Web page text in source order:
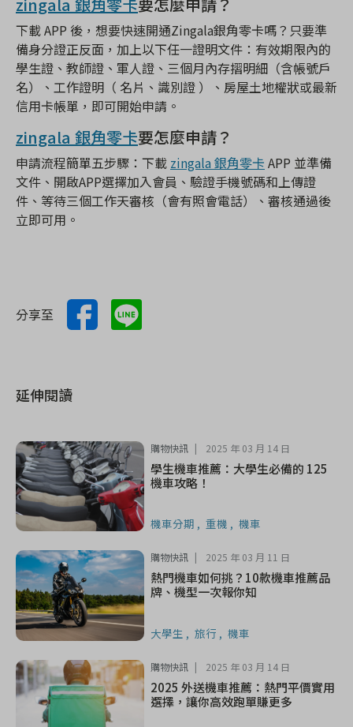
下載 APP 後，想要快速開通Zingala銀角零卡嗎？只要準
備身分證正反面，加上以下任一證明文件：有效期限內的
學生證、教師證、軍人證、三個月內存摺明細（含帳號戶
名）、工作證明（ 名片、識別證 ）、房屋土地權狀或最新
信用卡帳單，即可開始申請。
zingala 銀角零卡要怎麼申請？
申請流程簡單五步驟：下載 zingala 銀角零卡 APP 並準備
文件、開啟APP選擇加入會員、驗證手機號碼和上傳證
件、等待三個工作天審核（會有照會電話）、審核通過後
立即可用。
分享至
延伸閱讀
購物快訊 2025 年 03 月 14 日
學生機車推薦：大學生必備的 125
機車攻略！
機車分期 重機 機車
購物快訊 2025 年 03 月 11 日
熱門機車如何挑？10款機車推薦品
牌、機型一次報你知
大學生 旅行 機車
購物快訊 2025 年 03 月 14 日
2025 外送機車推薦：熱門平價實用
選擇，讓你高效跑單賺更多